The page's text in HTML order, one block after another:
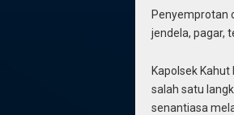
Penyemprotan
jendela, pagar,
Kapolsek
salah satu
senantiasa